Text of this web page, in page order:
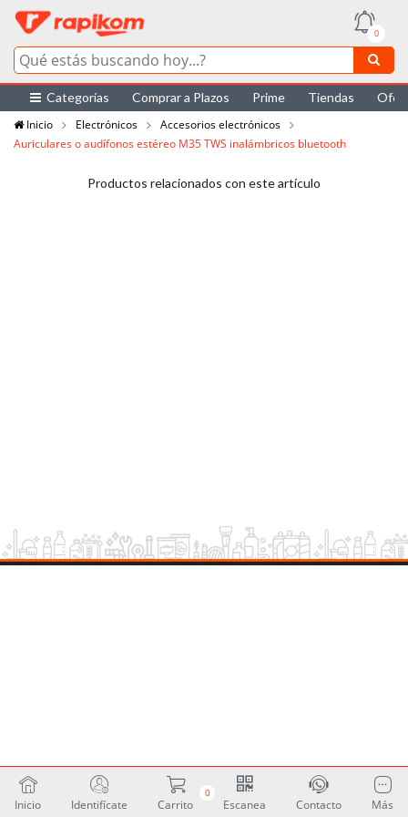
0
Categorías Comprar a Plazos Prime Tiendas
Inicio
Electrónicos
Accesorios electrónicos
Auriculares o audífonos estéreo M35 TWS inalámbricos bluetooth
Productos relacionados con este artículo
Inicio Identifícate
0
Carrito Escanea Contacto Más